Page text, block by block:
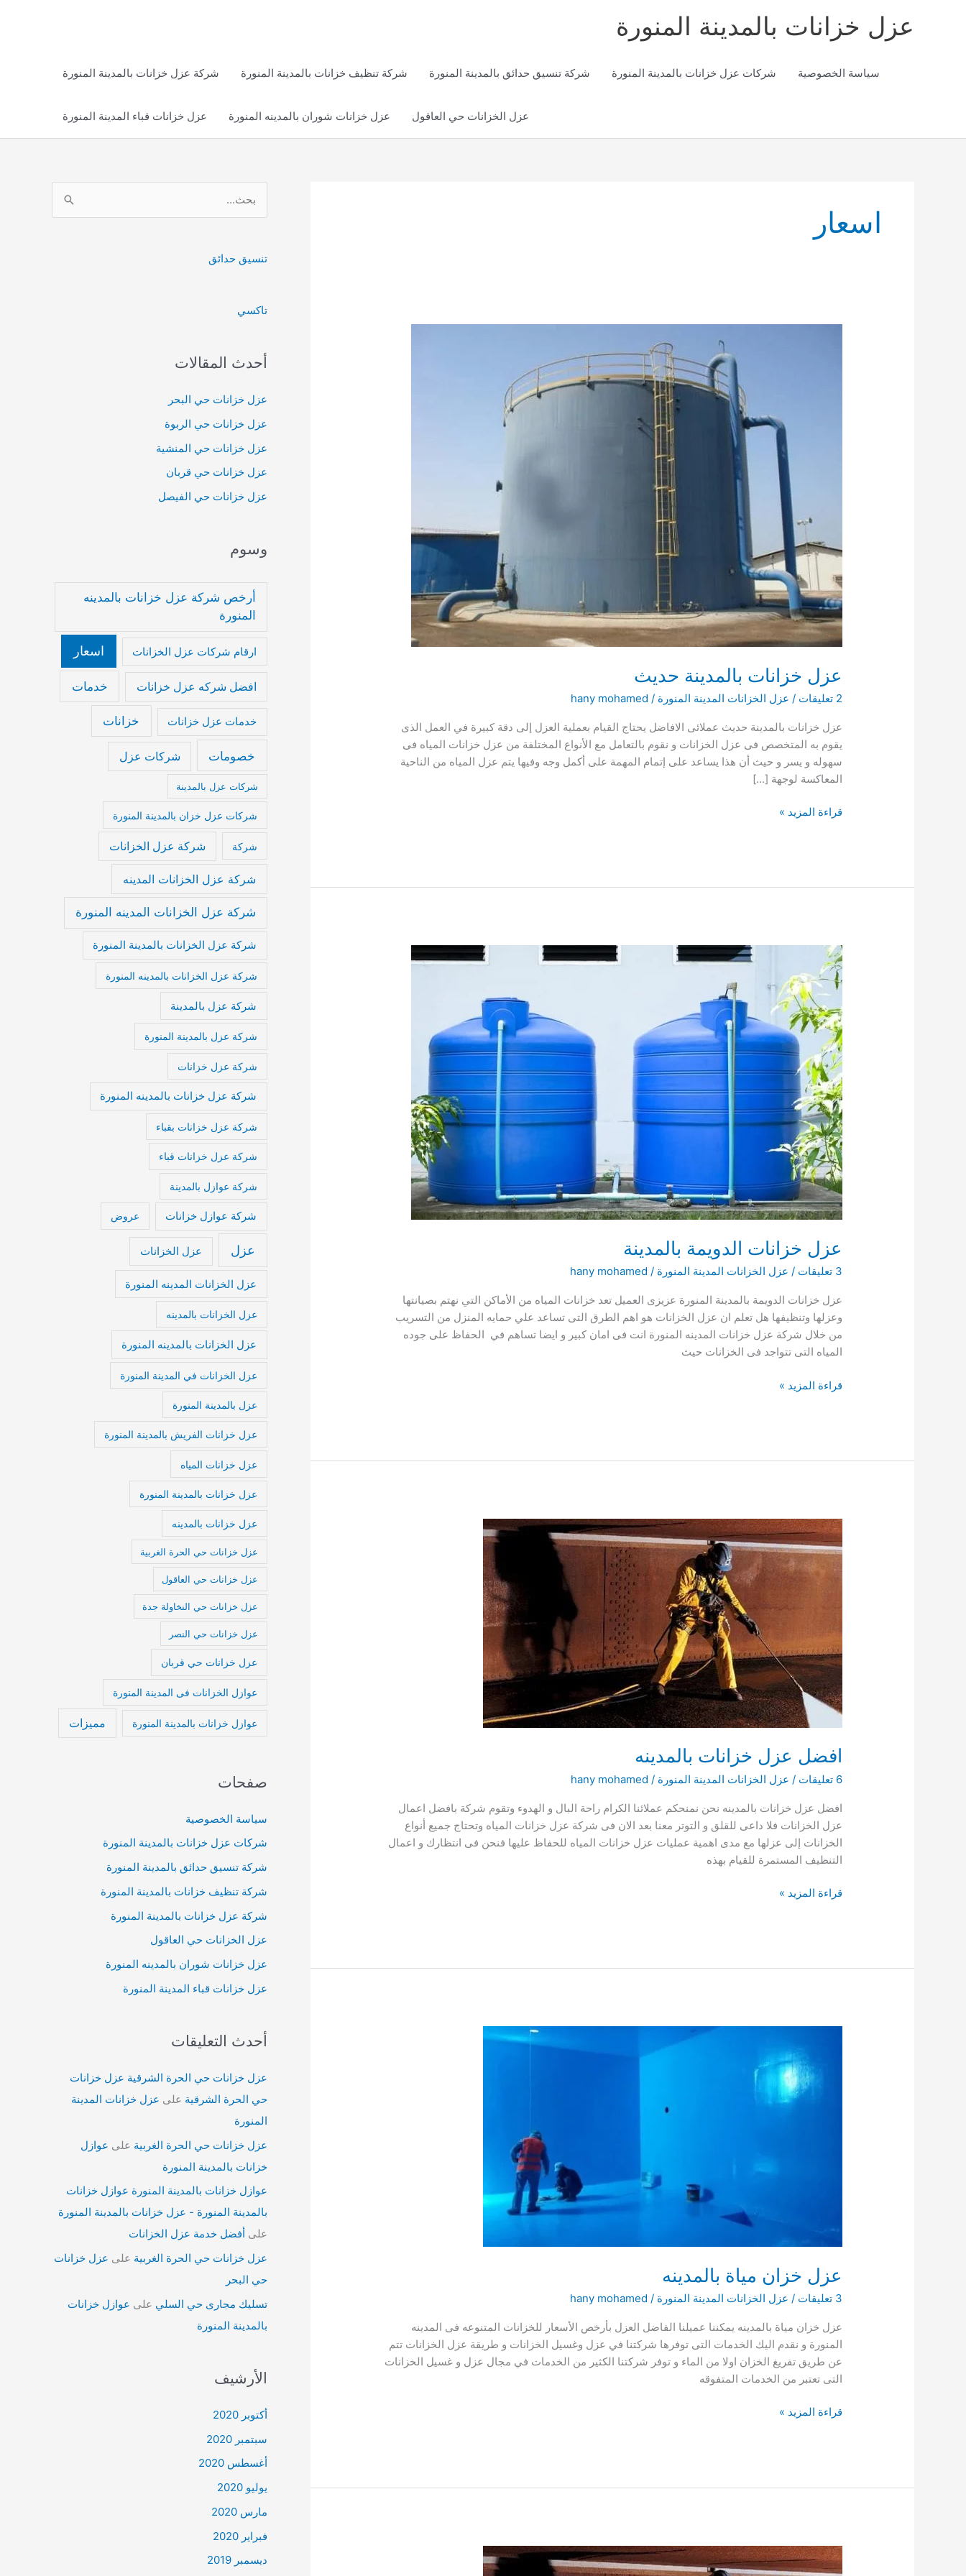
عزل خزانات بالمدينة المنورة
سياسة الخصوصية شركات عزل خزانات بالمدينة المنورة شركة تنسيق حدائق بالمدينة المنورة شركة تنظيف خزانات بالمدينة المنورة شركة عزل خزانات بالمدينة المنورة
عزل الخزانات حي العاقول عزل خزانات شوران بالمدينه المنورة عزل خزانات قباء المدينة المنورة
اسعار
عزل خزانات بالمدينة حديث
2 تعليقات / عزل الخزانات المدينة المنورة /
hany mohamed
عزل خزانات بالمدينة حديث عملائى الافاضل يحتاج القيام بعملية العزل إلى دقة كبيرة في العمل الذى
يقوم به المتخصص فى عزل الخزانات و نقوم بالتعامل مع الأنواع المختلفة من عزل خزانات المياه فى
سهوله و يسر و حيث أن هذا يساعد على إتمام المهمة على أكمل وجه وفيها يتم عزل المياه من الناحية
المعاكسة لوجهة […]
عزل
قراءة المزيد »
عزل خزانات الدويمة بالمدينة
3 تعليقات / عزل الخزانات المدينة المنورة /
hany mohamed
عزل خزانات الدويمة بالمدينة المنورة عزيزى العميل تعد خزانات المياه من الأماكن التي نهتم بصيانتها
وعزلها وتنظيفها هل تعلم ان عزل الخزانات هو اهم الطرق التى تساعد علي حمايه المنزل من التسريب
من خلال شركة عزل خزانات المدينه المنورة انت فى امان كبير و ايضا تساهم في الحفاظ على جوده
المياه التى تتواجد فى الخزانات حيث
عزل
قراءة المزيد »
افضل عزل خزانات بالمدينه
6 تعليقات / عزل الخزانات المدينة المنورة /
hany mohamed
افضل عزل خزانات بالمدينه نحن نمنحكم عملائنا الكرام راحة البال و الهدوء وتقوم شركة بافضل اعمال
عزل الخزانات فلا داعى للقلق و التوتر معنا بعد الان فى شركة عزل خزانات المياه وتحتاج جميع أنواع
الخزانات إلى عزلها مع مدى اهمية عمليات عزل خزانات المياه للحفاظ عليها فنحن فى انتظارك و اعمال
التنظيف المستمرة للقيام بهذه
افضل
قراءة المزيد »
عزل خزان مياة بالمدينه
3 تعليقات / عزل الخزانات المدينة المنورة /
hany mohamed
عزل خزان مياة بالمدينه يمكننا عميلنا الفاضل العزل بأرخص الأسعار للخزانات المتنوعه فى المدينه
المنورة و نقدم اليك الخدمات التى توفرها شركتنا في عزل وغسيل الخزانات و طريقة عزل الخزانات تتم
عن طريق تفريغ الخزان اولا من الماء و توفر شركتنا الكثير من الخدمات في مجال عزل و غسيل الخزانات
التى تعتبر من الخدمات المتفوقه
عزل
قراءة المزيد »
ح
تنسيق حدائق
تاكسي
أحدث المقالات
عزل خزانات حي البحر
عزل خزانات حي الربوة
عزل خزانات حي المنشية
عزل خزانات حي قربان
عزل خزانات حي الفيصل
وسوم
أرخص شركة عزل خزانات بالمدينه
المنورة
ارقام شركات عزل الخزانات اسعار
افضل شركه عزل خزانات خدمات
خدمات عزل خزانات خزانات
خصومات شركات عزل
شركات عزل بالمدينة
شركات عزل خزان بالمدينة المنورة
شركة شركة عزل الخزانات
شركة عزل الخزانات المدينه
شركة عزل الخزانات المدينه المنورة
شركة عزل الخزانات بالمدينة المنورة
شركة عزل الخزانات بالمدينه المنورة
شركة عزل بالمدينة
شركة عزل بالمدينة المنورة
شركة عزل خزانات
شركة عزل خزانات بالمدينه المنورة
شركة عزل خزانات بقباء
شركة عزل خزانات قباء
شركة عوازل بالمدينة
شركة عوازل خزانات عروض
عزل عزل الخزانات
عزل الخزانات المدينه المنورة
عزل الخزانات بالمدينه
عزل الخزانات بالمدينه المنورة
عزل الخزانات في المدينة المنورة
عزل بالمدينة المنورة
عزل خزانات الفريش بالمدينة المنورة
عزل خزانات المياه
عزل خزانات بالمدينة المنورة
عزل خزانات بالمدينه
عزل خزانات حي الحرة الغربية
عزل خزانات حي العاقول
عزل خزانات حي النخاولة جدة
عزل خزانات حي النصر
عزل خزانات حي قربان
عوازل الخزانات فى المدينة المنورة
عوازل خزانات بالمدينة المنورة مميزات
صفحات
سياسة الخصوصية
شركات عزل خزانات بالمدينة المنورة
شركة تنسيق حدائق بالمدينة المنورة
شركة تنظيف خزانات بالمدينة المنورة
شركة عزل خزانات بالمدينة المنورة
عزل الخزانات حي العاقول
عزل خزانات شوران بالمدينه المنورة
عزل خزانات قباء المدينة المنورة
أحدث التعليقات
عزل خزانات حي الحرة الشرقية عزل خزانات
حي الحرة الشرقية على عزل خزانات المدينة
المنورة
عزل خزانات حي الحرة الغربية على عوازل
خزانات بالمدينة المنورة
عوازل خزانات بالمدينة المنورة عوازل خزانات
بالمدينة المنورة - عزل خزانات بالمدينة المنورة
على أفضل خدمة عزل الخزانات
عزل خزانات حي الحرة الغربية على عزل خزانات
حي البحر
تسليك مجارى حي السلي على عوازل خزانات
بالمدينة المنورة
الأرشيف
أكتوبر 2020
سبتمبر 2020
أغسطس 2020
يوليو 2020
مارس 2020
فبراير 2020
ديسمبر 2019